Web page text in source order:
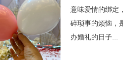
意味爱情的绑定
碎琐事的烦恼，
办婚礼的日子...